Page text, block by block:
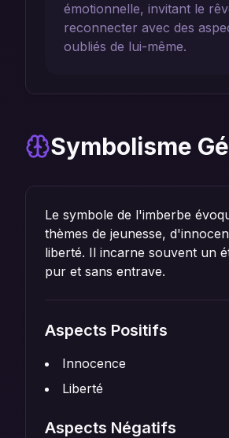
émotionnelle, invitant le
reconnecter avec des
oubliés de lui-même.
Symbolisme
Le symbole de l'imberbe
thèmes de jeunesse,
liberté. Il incarne souvent un
pur et sans entrave.
Aspects Positifs
Innocence
Liberté
Aspects Négatifs